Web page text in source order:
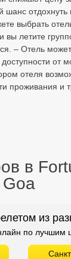
шанс
выбрать
вы летите
– Отель
от
отеля
проживания и
в
Goa
из
по лучшим